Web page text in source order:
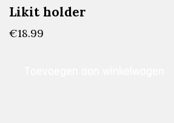
Likit holder
€18.99